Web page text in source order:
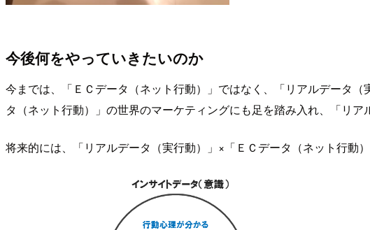
今後何をやっていきたいのか
今までは、「ＥＣデータ（ネット行動）」ではなく、「リアルデータ
タ（ネット行動）」の世界のマーケティングにも足を踏み入れ、「リ
将来的には、「リアルデータ（実行動）」×「ＥＣデータ（ネット行動